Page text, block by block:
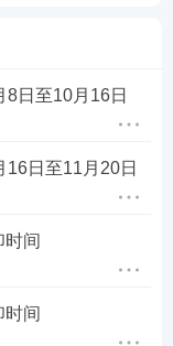
日至10月16日
日至11月20日
间
时间